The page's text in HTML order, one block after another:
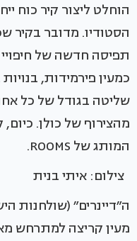
הוחלט ליצור קיר כוח
הסטודיו. מדובר בקיר
תפיסה חדשה של
כמעין פירמידות,
שליטה בגודל של כל
מהצירוף של כולן.
המותג של ROOMS.
צילום: איתי בנית
מעין קריצה למתרחש